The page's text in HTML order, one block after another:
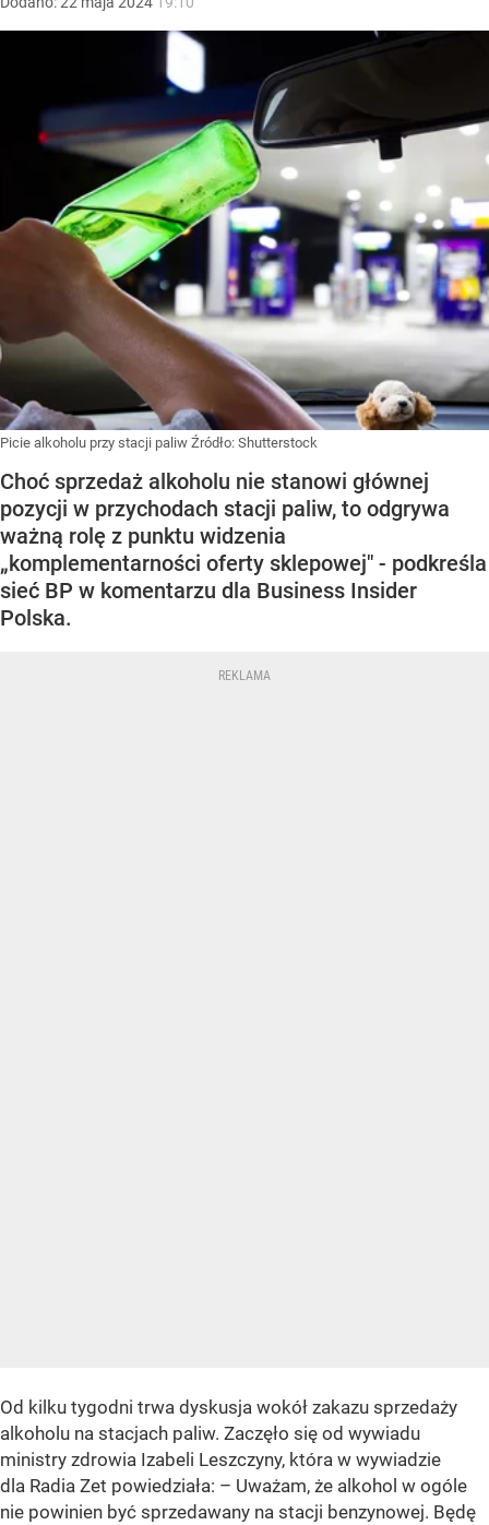
Picie alkoholu przy stacji paliw Źródło: Shutterstock
Choć sprzedaż alkoholu nie stanowi głównej
pozycji w przychodach stacji paliw, to odgrywa
ważną rolę z punktu widzenia
„komplementarności oferty sklepowej" - podkreśla
sieć BP w komentarzu dla Business Insider
Polska.
Od kilku tygodni trwa dyskusja wokół zakazu sprzedaży
alkoholu na stacjach paliw. Zaczęło się od wywiadu
ministry zdrowia Izabeli Leszczyny, która w wywiadzie
dla Radia Zet powiedziała: – Uważam, że alkohol w ogóle
nie powinien być sprzedawany na stacji benzynowej. Będę